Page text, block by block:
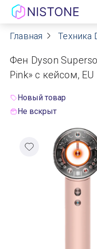
Акции
О нас
Договор
Реквизиты
Контакты
Гарантия
Главная Техника
Фен Dyson
Pink» с кейсом,
Новый товар
Не вскрыт